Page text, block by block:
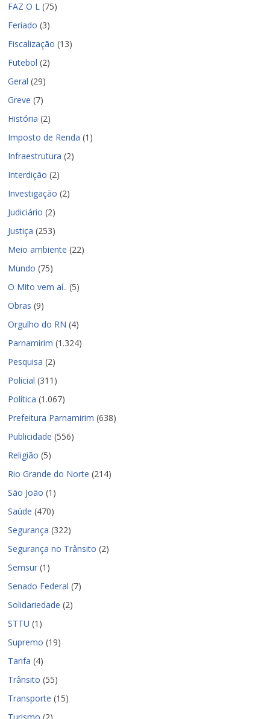
FAZ O L (75)
Feriado (3)
Fiscalização (13)
Futebol (2)
Geral (29)
Greve (7)
História (2)
Imposto de Renda (1)
Infraestrutura (2)
Interdição (2)
Investigação (2)
Judiciário (2)
Justiça (253)
Meio ambiente (22)
Mundo (75)
O Mito vem aí.. (5)
Obras (9)
Orgulho do RN (4)
Parnamirim (1.324)
Pesquisa (2)
Policial (311)
Política (1.067)
Prefeitura Parnamirim (638)
Publicidade (556)
Religião (5)
Rio Grande do Norte (214)
São João (1)
Saúde (470)
Segurança (322)
Segurança no Trânsito (2)
Semsur (1)
Senado Federal (7)
Solidariedade (2)
STTU (1)
Supremo (19)
Tarifa (4)
Trânsito (55)
Transporte (15)